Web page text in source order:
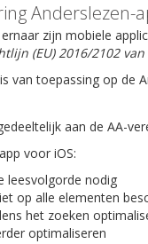
Anderslezen-
zijn mobiele
(EU) 2016/2102
van toepassing op de
aan de AA-
voor iOS:
leesvolgorde nodig
op alle elementen
het zoeken
optimaliseren